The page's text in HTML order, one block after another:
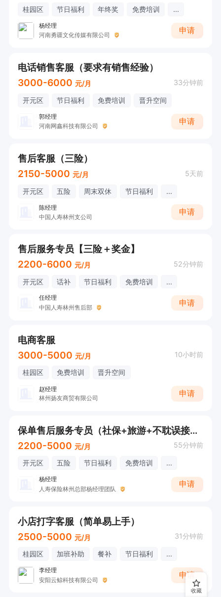
桂园区 节日福利 年终奖 免费培训 ...
杨经理
河南勇疆文化传媒有限公司
申请
电话销售客服（要求有销售经验）
3000-6000 元/月 33分钟前
开元区 节日福利 免费培训 晋升空间
郭经理
河南网鑫科技有限公司
申请
售后客服（三险）
2150-5000 元/月 5天前
开元区 五险 周末双休 节日福利 ...
陈经理
中国人寿林州支公司
申请
售后服务专员【三险＋奖金】
2200-6000 元/月 52分钟前
开元区 话补 节日福利 免费培训 ...
任经理
中国人寿林州售后部
申请
电商客服
3000-5000 元/月 10小时前
桂园区 免费培训 晋升空间
赵经理
林州扬友商贸有限公司
申请
保单售后服务专员（社保+旅游+不耽误接送孩子）
2200-5000 元/月 55分钟前
开元区 五险 节日福利 免费培训 ...
杨经理
人寿保险林州总部杨经理团队
申请
小店打字客服（简单易上手）
2500-5000 元/月 31分钟前
桂园区 加班补助 餐补 节日福利 ...
李经理
安阳云鲸科技有限公司
申请
收藏